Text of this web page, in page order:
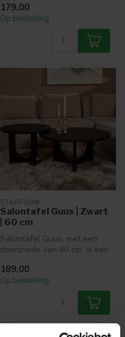
w...
179,00
Op bestelling
STARFURN
Salontafel Guus | Zwart
| 60 cm
Salontafel Guus, met een
doorsnede van 60 cm, is een
189,00
Op bestelling